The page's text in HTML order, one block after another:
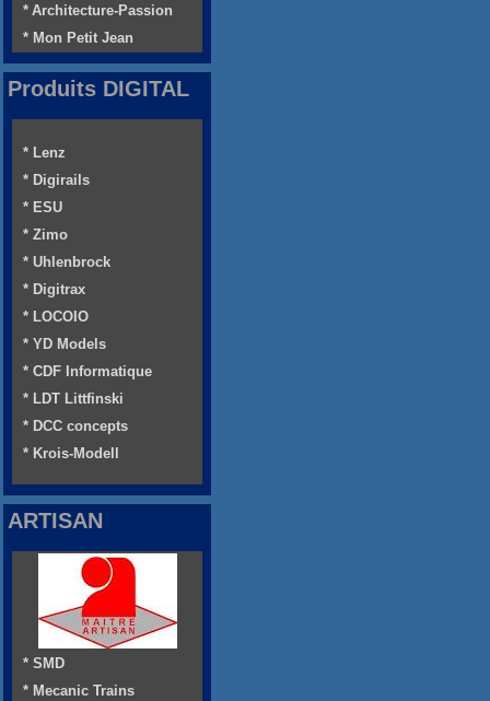
* Architecture-Passion
* Mon Petit Jean
Produits DIGITAL
* Lenz
* Digirails
* ESU
* Zimo
* Uhlenbrock
* Digitrax
* LOCOIO
* YD Models
* CDF Informatique
* LDT Littfinski
* DCC concepts
* Krois-Modell
ARTISAN
* SMD
* Mecanic Trains